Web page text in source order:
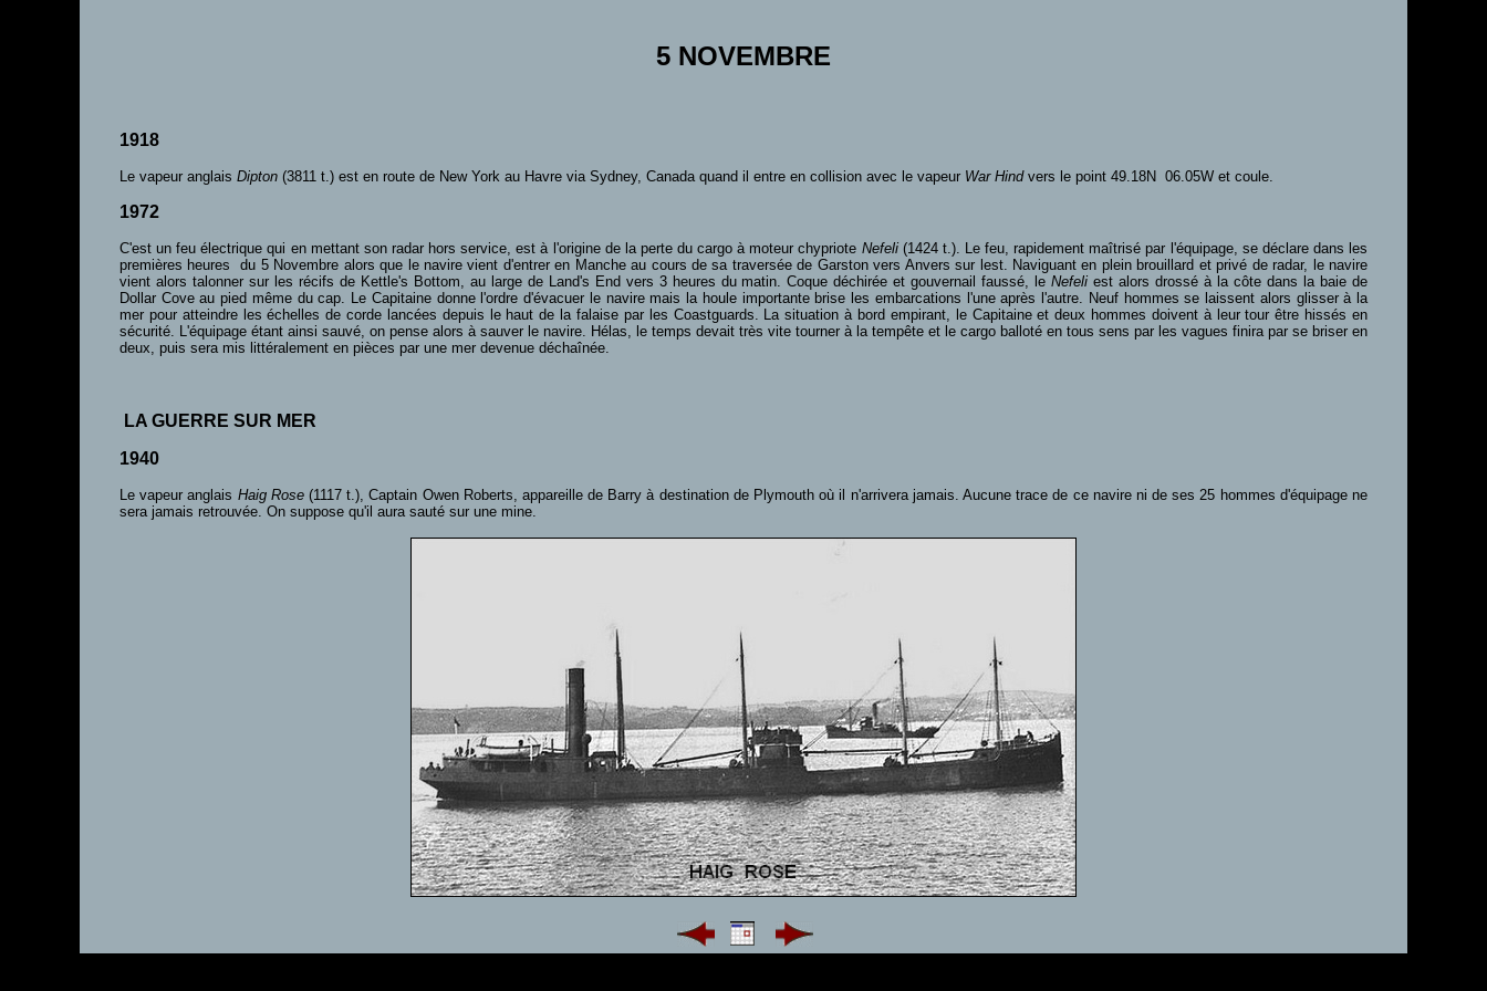
5 NOVEMBRE
1918
Le vapeur anglais Dipton (3811 t.) est en route de New York au Havre via Sydney, Canada quand il entre en collision avec le vapeur War Hind vers le point 49.18N 06.05W et coule.
1972
C'est un feu électrique qui en mettant son radar hors service, est à l'origine de la perte du cargo à moteur chypriote Nefeli(1424 t.). Le feu, rapidement maîtrisé par l'équipage, se déclare dans les
premières heures du 5 Novembre alors que le navire vient d'entrer en Manche au cours de sa traversée de Garston vers Anvers sur lest. Naviguant en plein brouillard et privé de radar, le navire
vient alors talonner sur les récifs de Kettle's Bottom, au large de Land's End vers 3 heures du matin. Coque déchirée et gouvernail faussé, leNefeli est alors drossé à la côte dans la baie de
Dollar Cove au pied même du cap. Le Capitaine donne l'ordre d'évacuer le navire mais la houle importante brise les embarcations l'une après l'autre. Neuf hommes se laissent alors glisser à la
mer pour atteindre les échelles de corde lancées depuis le haut de la falaise par les Coastguards. La situation à bord empirant, le Capitaine et deux hommes doivent à leur tour être hissés en
sécurité. L'équipage étant ainsi sauvé, on pense alors à sauver le navire. Hélas, le temps devait très vite tourner à la tempête et le cargo balloté en tous sens par les vagues finira par se briser en
deux, puis sera mis littéralement en pièces par une mer devenue déchaînée.
LA GUERRE SUR MER
1940
Le vapeur anglais Haig Rose(1117 t.), Captain Owen Roberts, appareille de Barry à destination de Plymouth où il n'arrivera jamais. Aucune trace de ce navire ni de ses 25 hommes d'équipage ne
sera jamais retrouvée. On suppose qu'il aura sauté sur une mine.